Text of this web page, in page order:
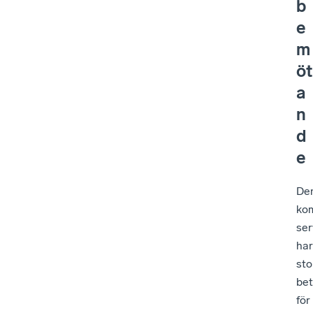
b
e
m
öt
a
n
d
e
har
för